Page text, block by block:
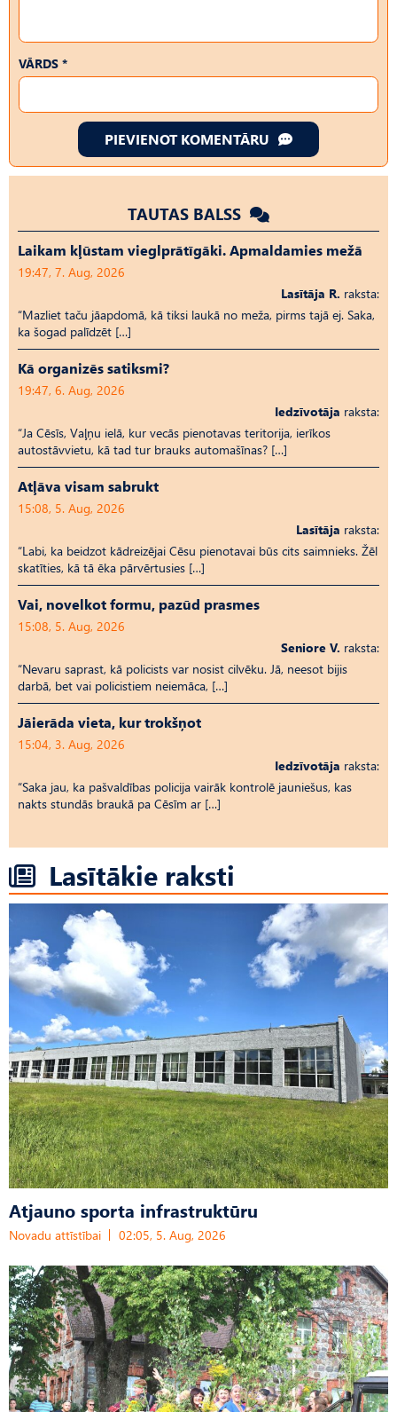
VĀRDS *
PIEVIENOT KOMENTĀRU
TAUTAS BALSS
Laikam kļūstam vieglprātīgāki. Apmaldamies mežā
19:47, 7. Aug, 2026
Lasītāja R. raksta:
“Mazliet taču jāapdomā, kā tiksi laukā no meža, pirms tajā ej. Saka,
ka šogad palīdzēt […]
Kā organizēs satiksmi?
19:47, 6. Aug, 2026
Iedzīvotāja raksta:
“Ja Cēsīs, Vaļņu ielā, kur vecās pienotavas teritorija, ierīkos
autostāvvietu, kā tad tur brauks automašīnas? […]
Atļāva visam sabrukt
15:08, 5. Aug, 2026
Lasītāja raksta:
“Labi, ka beidzot kādreizējai Cēsu pienotavai būs cits saimnieks. Žēl
skatīties, kā tā ēka pārvērtusies […]
Vai, novelkot formu, pazūd prasmes
15:08, 5. Aug, 2026
Seniore V. raksta:
“Nevaru saprast, kā policists var nosist cilvēku. Jā, neesot bijis
darbā, bet vai policistiem neiemāca, […]
Jāierāda vieta, kur trokšņot
15:04, 3. Aug, 2026
Iedzīvotāja raksta:
“Saka jau, ka pašvaldības policija vairāk kontrolē jauniešus, kas
nakts stundās braukā pa Cēsīm ar […]
Lasītākie raksti
Atjauno sporta infrastruktūru
Novadu attīstībai 02:05, 5. Aug, 2026